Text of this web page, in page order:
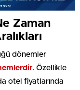
Zaman
dönemler
. Özellikle
otel fiyatlarında